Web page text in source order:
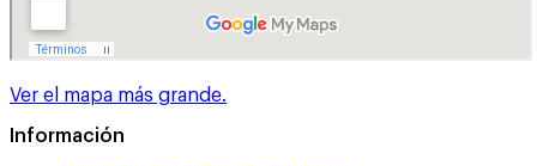
Ver el mapa más grande.
Información